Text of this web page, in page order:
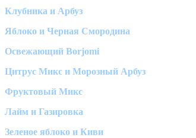
Клубника и Арбуз
Яблоко и Черная Смородина
Освежающий Borjomi
Цитрус Микс и Морозный Арбуз
Фруктовый Микс
Лайм и Газировка
Зеленое яблоко и Киви